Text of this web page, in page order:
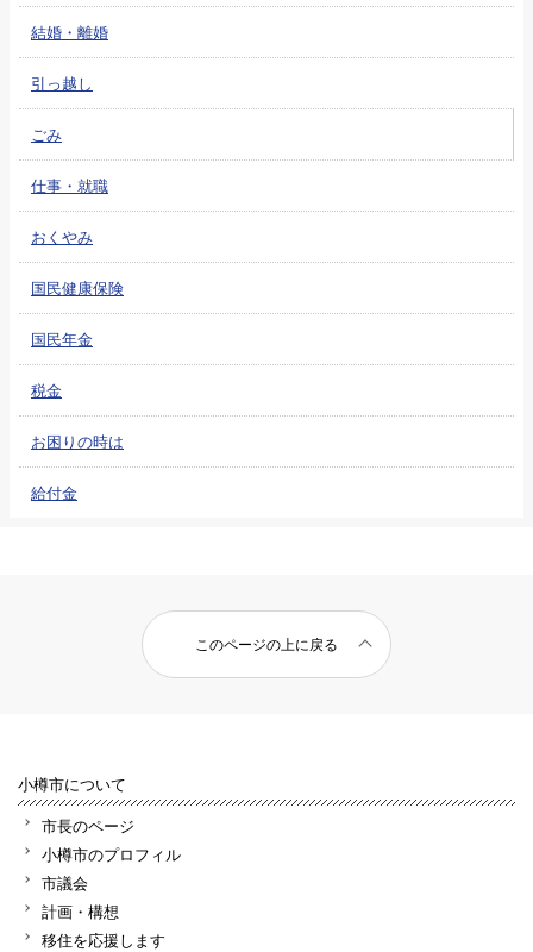
結婚・離婚
引っ越し
ごみ
仕事・就職
おくやみ
国民健康保険
国民年金
税金
お困りの時は
給付金
このページの上に戻る
小樽市について
市長のページ
小樽市のプロフィル
市議会
計画・構想
移住を応援します